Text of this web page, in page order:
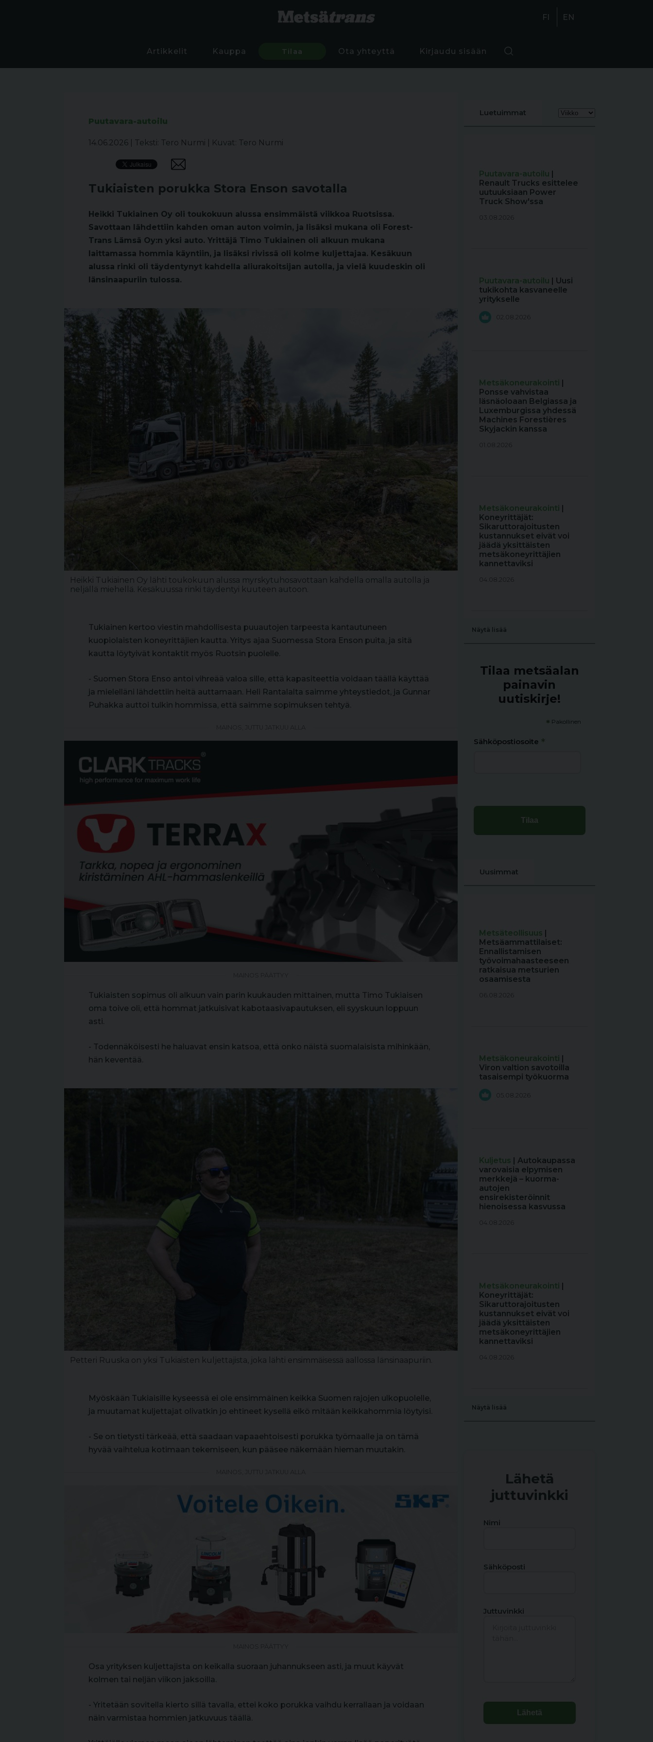
FI EN
Artikkelit Kauppa Tilaa Ota yhteyttä Kirjaudu sisään
Puutavara-autoilu
14.06.2026 Teksti: Tero Nurmi Kuvat: Tero Nurmi
Tukiaisten porukka Stora Enson savotalla
Heikki Tukiainen Oy oli toukokuun alussa ensimmäistä viikkoa Ruotsissa.
Savottaan lähdettiin kahden oman auton voimin, ja lisäksi mukana oli Forest-
Trans Lämsä Oy:n yksi auto. Yrittäjä Timo Tukiainen oli alkuun mukana
laittamassa hommia käyntiin, ja lisäksi rivissä oli kolme kuljettajaa. Kesäkuun
alussa rinki oli täydentynyt kahdella aliurakoitsijan autolla, ja vielä kuudeskin oli
länsinaapuriin tulossa.
Heikki Tukiainen Oy lähti toukokuun alussa myrskytuhosavottaan kahdella omalla autolla ja
neljällä miehellä. Kesäkuussa rinki täydentyi kuuteen autoon.
Tukiainen kertoo viestin mahdollisesta puuautojen tarpeesta kantautuneen
kuopiolaisten koneyrittäjien kautta. Yritys ajaa Suomessa Stora Enson puita, ja sitä
kautta löytyivät kontaktit myös Ruotsin puolelle.
- Suomen Stora Enso antoi vihreää valoa sille, että kapasiteettia voidaan täällä käyttää
ja mielelläni lähdettiin heitä auttamaan. Heli Rantalalta saimme yhteystiedot, ja Gunnar
Puhakka auttoi tulkin hommissa, että saimme sopimuksen tehtyä.
Tukiaisten sopimus oli alkuun vain parin kuukauden mittainen, mutta Timo Tukiaisen
oma toive oli, että hommat jatkuisivat kabotaasivapautuksen, eli syyskuun loppuun
asti.
- Todennäköisesti he haluavat ensin katsoa, että onko näistä suomalaisista mihinkään,
hän keventää.
Petteri Ruuska on yksi Tukiaisten kuljettajista, joka lähti ensimmäisessä aallossa länsinaapuriin.
Myöskään Tukiaisille kyseessä ei ole ensimmäinen keikka Suomen rajojen ulkopuolelle,
ja muutamat kuljettajat olivatkin jo ehtineet kysellä eikö mitään keikkahommia löytyisi.
- Se on tietysti tärkeää, että saadaan vapaaehtoisesti porukka työmaalle ja on tämä
hyvää vaihtelua kotimaan tekemiseen, kun pääsee näkemään hieman muutakin.
Osa yrityksen kuljettajista on keikalla suoraan juhannukseen asti, ja muut käyvät
kolmen tai neljän viikon jaksoilla.
- Yritetään sovitella kierto sillä tavalla, ettei koko porukka vaihdu kerrallaan ja voidaan
näin varmistaa hommien jatkuvuus täällä.
Luetuimmat
Puutavara-autoilu |
Renault Trucks esittelee
uutuuksiaan Power
Truck Show'ssa
03.08.2026
Puutavara-autoilu | Uusi
tukikohta kasvaneelle
yritykselle
02.08.2026
Metsäkoneurakointi |
Ponsse vahvistaa
läsnäoloaan Belgiassa ja
Luxemburgissa yhdessä
Machines Forestières
Skyjackin kanssa
01.08.2026
Metsäkoneurakointi |
Koneyrittäjät:
Sikaruttorajoitusten
kustannukset eivät voi
jäädä yksittäisten
metsäkoneyrittäjien
kannettaviksi
04.08.2026
Näytä lisää
Tilaa metsäalan
painavin
uutiskirje!
* Pakollinen
Sähköpostiosoite *
Uusimmat
Metsäteollisuus |
Metsäammattilaiset:
Ennallistamisen
työvoimahaasteeseen
ratkaisua metsurien
osaamisesta
06.08.2026
Metsäkoneurakointi |
Viron valtion savotoilla
tasaisempi työkuorma
05.08.2026
Kuljetus | Autokaupassa
varovaisia elpymisen
merkkejä – kuorma-
autojen
ensirekisteröinnit
hienoisessa kasvussa
04.08.2026
Metsäkoneurakointi |
Koneyrittäjät:
Sikaruttorajoitusten
kustannukset eivät voi
jäädä yksittäisten
metsäkoneyrittäjien
kannettaviksi
04.08.2026
Näytä lisää
Lähetä
juttuvinkki
Nimi
Sähköposti
Juttuvinkki
Lähetä